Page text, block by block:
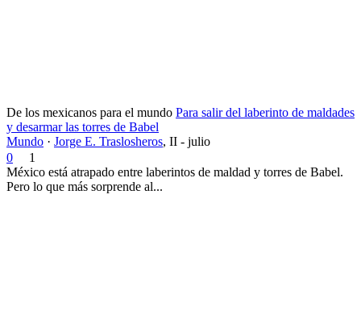
De los mexicanos para el mundo Para salir del laberinto de maldades
y desarmar las torres de Babel
Mundo · Jorge E. Traslosheros, II - julio
0
1
México está atrapado entre laberintos de maldad y torres de Babel.
Pero lo que más sorprende al...